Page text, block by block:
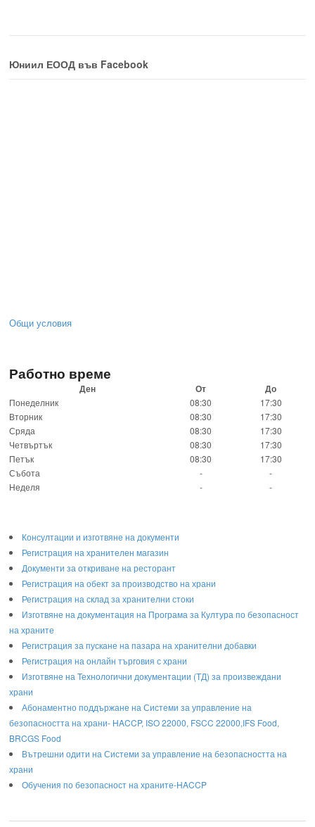
Юниил ЕООД във Facebook
Общи условия
Работно време
Ден От До
Понеделник 08:30
17:30
Вторник
08:30
17:30
Сряда
08:30
17:30
Четвъртък
08:30
17:30
Петък
08:30
17:30
Събота
-
-
Неделя
- -
Консултации и изготвяне на документи
Регистрация на хранителен магазин
Документи за откриване на ресторант
Регистрация на обект за производство на храни
Регистрация на склад за хранителни стоки
Изготвяне на документация на Програма за Култура по безопасност
на храните
Регистрaция за пускане на пазара на хранителни добавки
Регистрация на онлайн търговия с храни
Изготвяне на Технологични документации (ТД) за произвеждани
храни
Абонаментно поддържане на Системи за управление на
безопасността на храни- HACCP, ISO 22000, FSCC 22000,IFS Food,
BRCGS Food
Вътрешни одити на Системи за управление на безопасността на
храни
Обучения по безопасност на храните-HACCP